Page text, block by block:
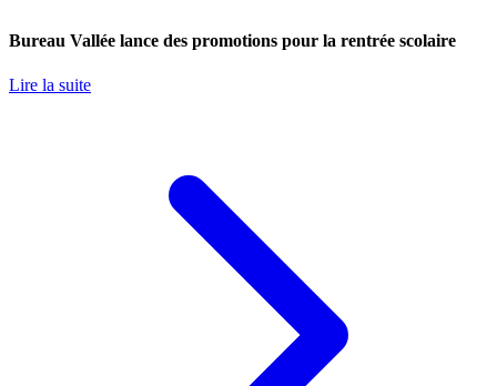
Bureau Vallée lance des promotions pour la rentrée scolaire
Lire la suite